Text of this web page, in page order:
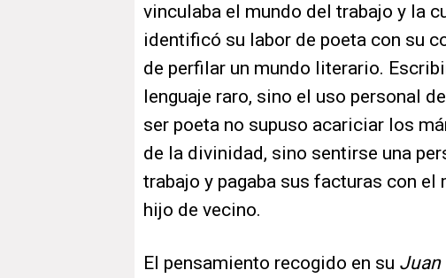
vinculaba el mundo del trabajo y la
identificó su labor de poeta con su
de perfilar un mundo literario.
lenguaje raro, sino el uso personal
ser poeta no supuso acariciar los
de la divinidad, sino sentirse una
trabajo y pagaba sus facturas con
hijo de vecino.
El pensamiento recogido en su Juan